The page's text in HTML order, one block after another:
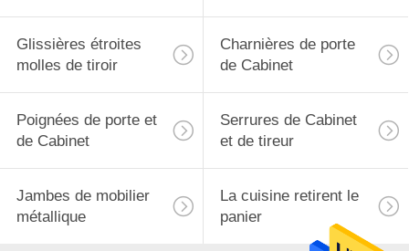
Glissières étroites
molles de tiroir
Charnières de porte
de Cabinet
Poignées de porte et
de Cabinet
Serrures de Cabinet
et de tireur
Jambes de mobilier
métallique
La cuisine retirent le
panier